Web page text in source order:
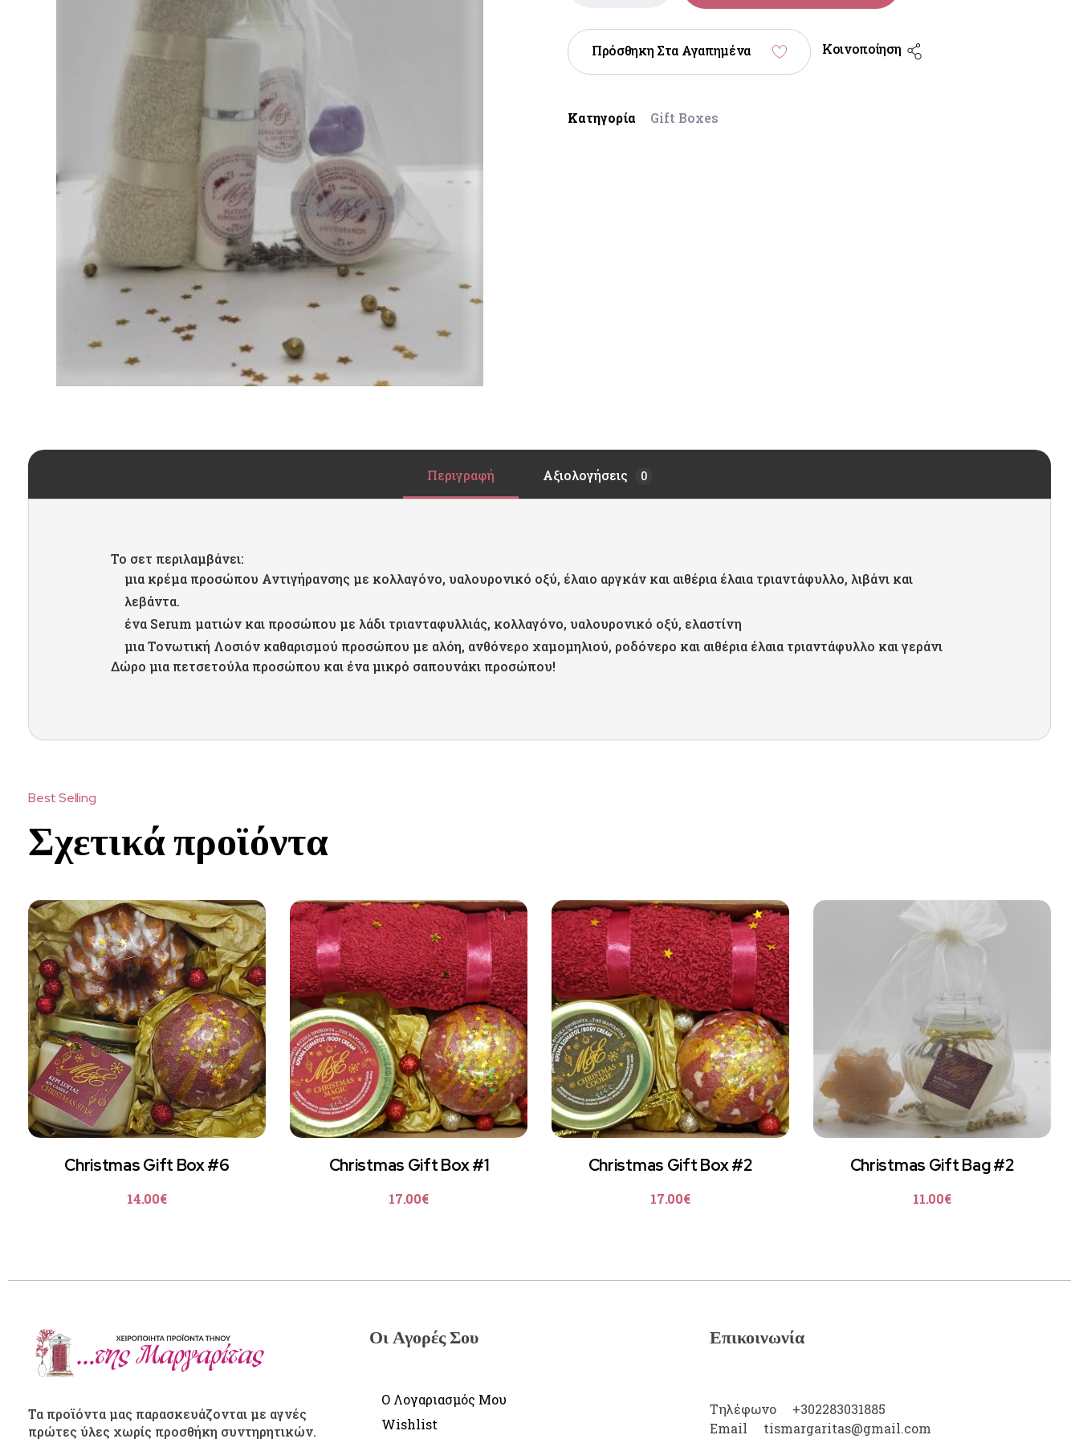
Πρόσθηκη Στα Αγαπημένα Κοινοποίηση
Κατηγορία Gift Boxes
Περιγραφή Αξιολογήσεις 0
Το σετ περιλαμβάνει:
μια κρέμα προσώπου Αντιγήρανσης με κολλαγόνο, υαλουρονικό οξύ, έλαιο αργκάν και αιθέρια έλαια τριαντάφυλλο, λιβάνι και
λεβάντα.
ένα Serum ματιών και προσώπου με λάδι τριανταφυλλιάς, κολλαγόνο, υαλουρονικό οξύ, ελαστίνη
μια Τονωτική Λοσιόν καθαρισμού προσώπου με αλόη, ανθόνερο χαμομηλιού, ροδόνερο και αιθέρια έλαια τριαντάφυλλο και γεράνι
Δώρο μια πετσετούλα προσώπου και ένα μικρό σαπουνάκι προσώπου!
Σχετικά προϊόντα
Christmas Gift Box #6
14.00€
Christmas Gift Box #1
17.00€
Christmas Gift Box #2
17.00€
Christmas Gift Bag #2
11.00€
Τα προϊόντα μας παρασκευάζονται με αγνές
πρώτες ύλες χωρίς προσθήκη συντηρητικών.
Οι Αγορές Σου
Ο Λογαριασμός Μου
Wishlist
Επικοινωνία
Τηλέφωνο
+302283031885
Email
tismargaritas@gmail.com